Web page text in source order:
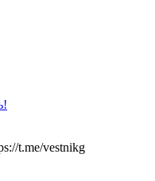
t.me/vestnikg